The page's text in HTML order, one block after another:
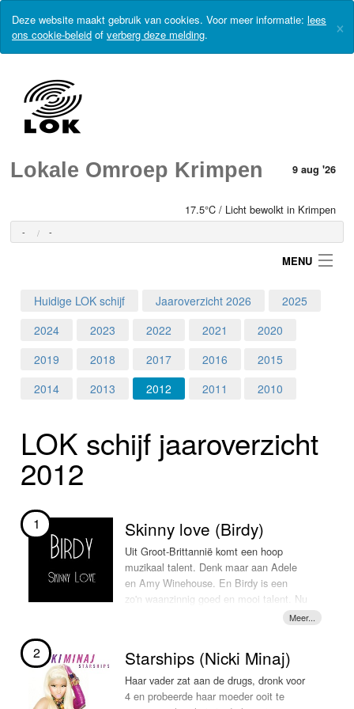
Deze website maakt gebruik van cookies. Voor meer informatie: lees
ons cookie-beleid of verberg deze melding. ×
Lokale Omroep Krimpen 9 aug '26
17.5°C / Licht bewolkt in Krimpen
- -
MENU
Home
Programma's
Nieuws
Foto's
Video
Webcam
Huidige LOK schijf Jaaroverzicht 2026
2025
2024
2023 2022 2021
2020
2019
2018 2017 2016
2015
2014
2013 2012 2011 2010
LOK schijf jaar­over­zicht
2012
1 Skinny love (Birdy)
Uit Groot-Brittannië komt een hoop
muzikaal talent. Denk maar aan Adele
en Amy Winehouse. En Birdy is een
zo'n waanzinnig goed en mooi talent. Nu
Met haar mooie, fragiele stem en
prachtige pianospel heeft ze al aardig
wat hits gescoord. En dat op
2 Starships (Nicki Minaj)
Haar vader zat aan de drugs, dronk voor
4 en probeerde haar moeder ooit te